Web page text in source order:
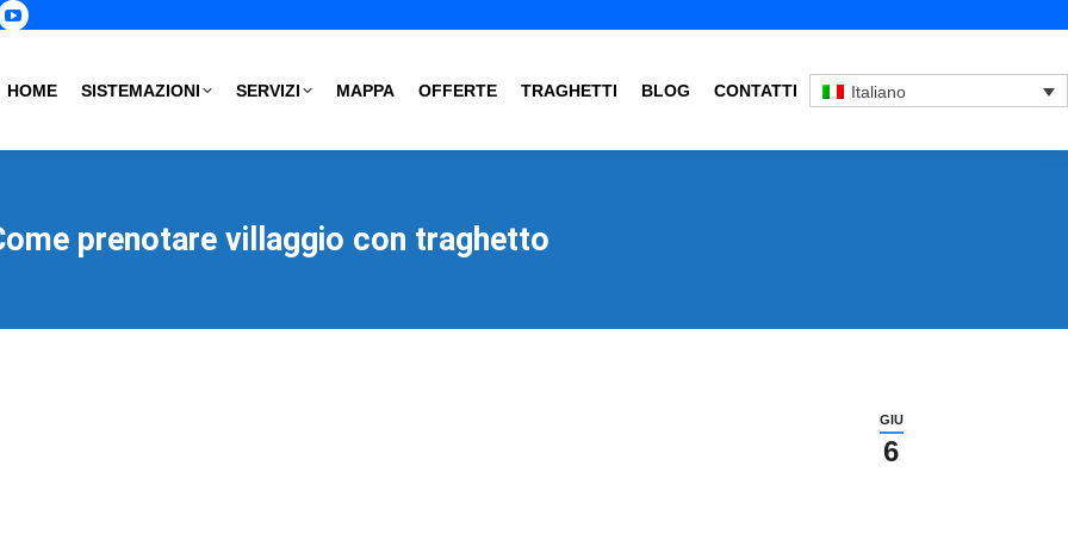
YouTube
opens
new
HOME SISTEMAZIONI SERVIZI MAPPA OFFERTE TRAGHETTI BLOG CONTATTI Italiano
prenotare villaggio con traghetto
GIU
6